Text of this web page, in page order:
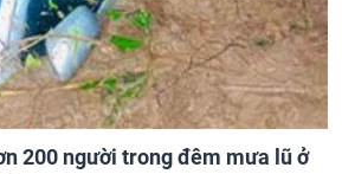
200 người trong đêm mưa lũ ở